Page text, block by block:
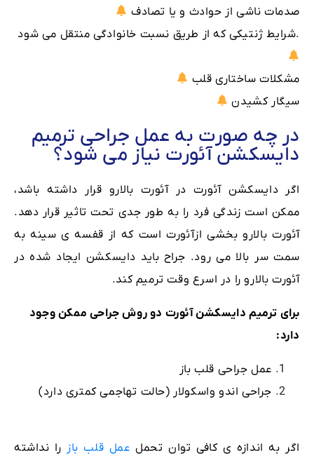
صدمات ناشی از حوادث و یا تصادف
.شرایط ژنتیکی که از طریق نسبت خانوادگی منتقل می شود
مشکلات ساختاری قلب
سیگار کشیدن
در چه صورت به عمل جراحی ترمیم
دایسکشن آئورت نیاز می شود؟
اگر دایسکشن آئورت در آئورت بالارو قرار داشته باشد،
ممکن است زندگی فرد را به طور جدی تحت تاثیر قرار دهد.
آئورت بالارو بخشی ازآئورت است که از قفسه ی سینه به
سمت سر بالا می رود. جراح باید دایسکشن ایجاد شده در
آئورت بالارو را در اسرع وقت ترمیم کند.
برای ترمیم دایسکشن آئورت دو روش جراحی ممکن وجود
دارد:
عمل جراحی قلب باز
جراحی اندو واسکولار (حالت تهاجمی کمتری دارد)
اگر به اندازه ی کافی توان تحمل عمل قلب باز را نداشته